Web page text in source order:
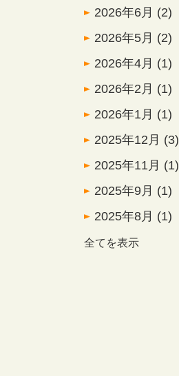
2026年6月 (2)
2026年5月 (2)
2026年4月 (1)
2026年2月 (1)
2026年1月 (1)
2025年12月 (3)
2025年11月 (1)
2025年9月 (1)
2025年8月 (1)
全てを表示